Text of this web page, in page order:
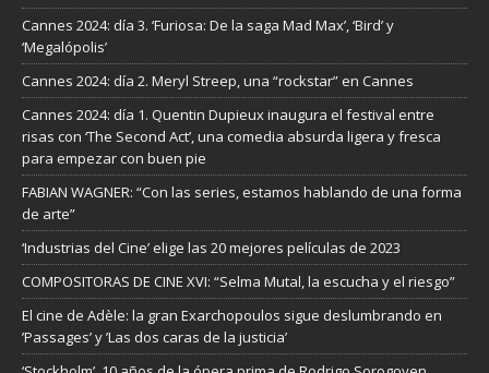
Cannes 2024: día 3. ‘Furiosa: De la saga Mad Max’, ‘Bird’ y
‘Megalópolis’
Cannes 2024: día 2. Meryl Streep, una “rockstar” en Cannes
Cannes 2024: día 1. Quentin Dupieux inaugura el festival entre
risas con ‘The Second Act’, una comedia absurda ligera y fresca
para empezar con buen pie
FABIAN WAGNER: “Con las series, estamos hablando de una forma
de arte”
‘Industrias del Cine’ elige las 20 mejores películas de 2023
COMPOSITORAS DE CINE XVI: “Selma Mutal, la escucha y el riesgo”
El cine de Adèle: la gran Exarchopoulos sigue deslumbrando en
’Passages’ y ’Las dos caras de la justicia’